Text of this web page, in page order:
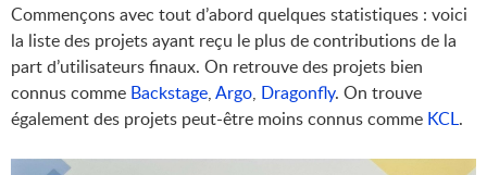
Commençons avec tout d’abord quelques statistiques : voici
la liste des projets ayant reçu le plus de contributions de la
part d’utilisateurs finaux. On retrouve des projets bien
connus comme Backstage,Argo, Dragonfly. On trouve
également des projets peut-être moins connus comme KCL.